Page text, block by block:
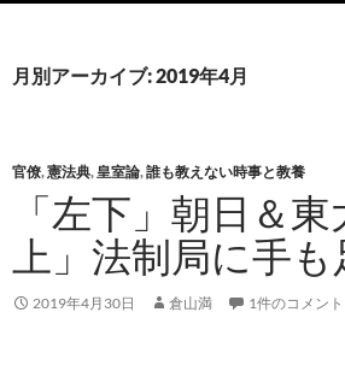
ッ
月別アーカイブ: 2019年4月
官僚,憲法典,皇室論,誰も教えない時事と教養
「左下」朝日＆
上」法制局に手
2019年4月30日 倉山満 1件のコメント